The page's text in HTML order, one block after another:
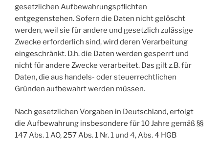
gesetzlichen Aufbewahrungspflichten
entgegenstehen. Sofern die Daten nicht gelöscht
werden, weil sie für andere und gesetzlich zulässige
Zwecke erforderlich sind, wird deren Verarbeitung
eingeschränkt. D.h. die Daten werden gesperrt und
nicht für andere Zwecke verarbeitet. Das gilt z.B. für
Daten, die aus handels- oder steuerrechtlichen
Gründen aufbewahrt werden müssen.
Nach gesetzlichen Vorgaben in Deutschland, erfolgt
die Aufbewahrung insbesondere für 10 Jahre gemäß §§
147 Abs. 1 AO, 257 Abs. 1 Nr. 1 und 4, Abs. 4 HGB